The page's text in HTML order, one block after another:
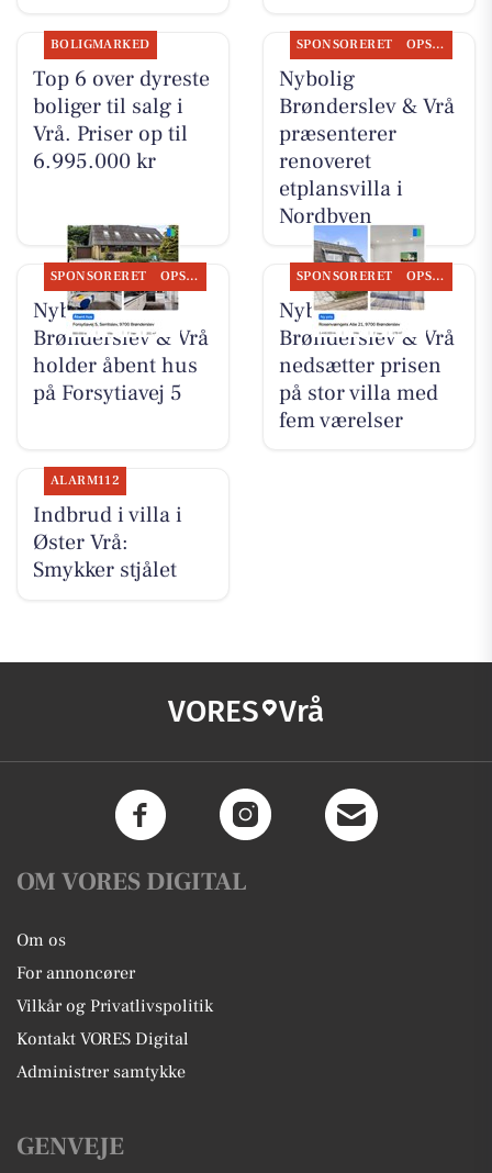
BOLIGMARKED
Top 6 over dyreste
boliger til salg i
Vrå. Priser op til
6.995.000 kr
SPONSORERET OPSLAGSTAVLEN
Nybolig
Brønderslev & Vrå
præsenterer
renoveret
etplansvilla i
Nordbyen
SPONSORERET OPSLAGSTAVLEN
Nybolig
Brønderslev & Vrå
holder åbent hus
på Forsytiavej 5
SPONSORERET OPSLAGSTAVLEN
Nybolig
Brønderslev & Vrå
nedsætter prisen
på stor villa med
fem værelser
ALARM112
Indbrud i villa i
Øster Vrå:
Smykker stjålet
VORES Vrå
OM VORES DIGITAL
Om os
For annoncører
Vilkår og Privatlivspolitik
Kontakt VORES Digital
Administrer samtykke
GENVEJE